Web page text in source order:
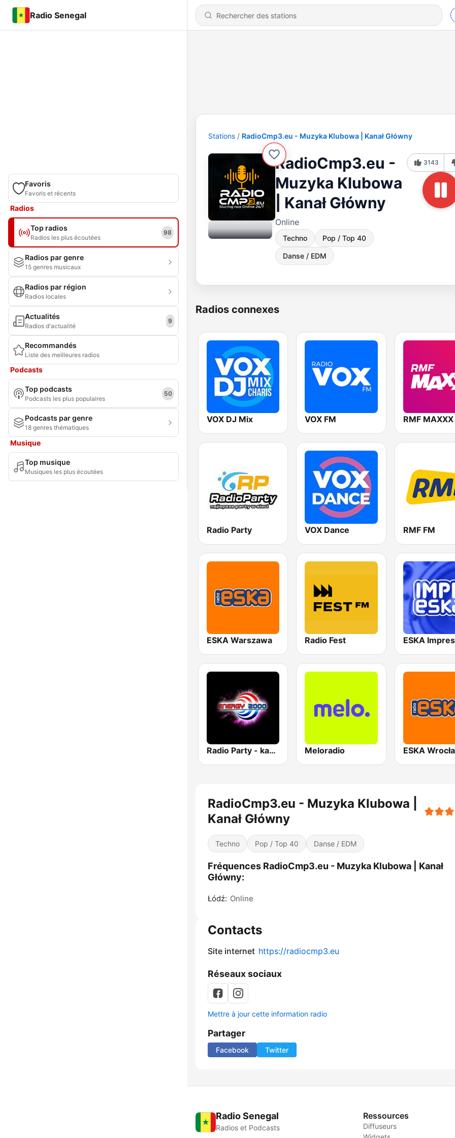
Radio Senegal
Favoris
Favoris et récents
Radios
Top radios
Radios les plus écoutées
98
Radios par genre
15 genres musicaux
Radios par région
Radios locales
Actualités
Radios d'actualité
9
Recommandés
Liste des meilleures radios
Podcasts
Top podcasts
Podcasts les plus populaires
50
Podcasts par genre
18 genres thématiques
Musique
Top musique
Musiques les plus écoutées
Stations RadioCmp3.eu - Muzyka Klubowa | Kanał Główny
RadioCmp3.eu -
Muzyka Klubowa
| Kanał Główny
Online
Techno Pop / Top 40
Danse / EDM
3143
Radios connexes
VOX DJ Mix VOX FM RMF MAXXX
Radio Party VOX Dance RMF FM
ESKA Warszawa Radio Fest ESKA
Radio Party - kanał Energy 2000 Meloradio ESKA
RadioCmp3.eu - Muzyka Klubowa |
Kanał Główny
Techno Pop / Top 40 Danse / EDM
Fréquences RadioCmp3.eu - Muzyka Klubowa | Kanał
Główny:
Łódź: Online
Contacts
Site internet https://radiocmp3.eu
Réseaux sociaux
Mettre à jour cette information radio
Partager
Facebook Twitter
Radio Senegal
Radios et Podcasts
Ressources
Diffuseurs